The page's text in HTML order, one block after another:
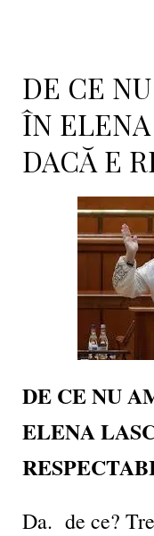
DE CE
ÎN
DACĂ E
DE CE NU
ELENA
Da. de ce?